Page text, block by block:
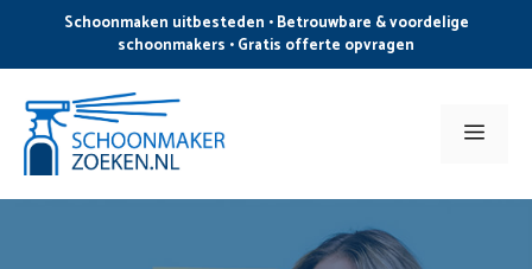
de
inhoud
Schoonmaken uitbesteden • Betrouwbare & voordelige
schoonmakers • Gratis offerte opvragen
Menu